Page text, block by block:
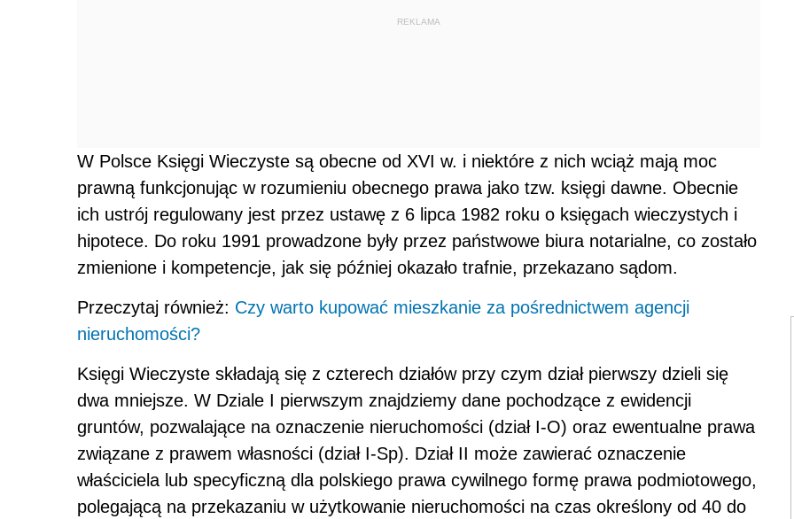
REKLAMA
W Polsce Księgi Wieczyste są obecne od XVI w. i niektóre z nich wciąż mają moc
prawną funkcjonując w rozumieniu obecnego prawa jako tzw. księgi dawne. Obecnie
ich ustrój regulowany jest przez ustawę z 6 lipca 1982 roku o księgach wieczystych i
hipotece. Do roku 1991 prowadzone były przez państwowe biura notarialne, co zostało
zmienione i kompetencje, jak się później okazało trafnie, przekazano sądom.
Przeczytaj również: Czy warto kupować mieszkanie za pośrednictwem agencji
nieruchomości?
Księgi Wieczyste składają się z czterech działów przy czym dział pierwszy dzieli się
dwa mniejsze. W Dziale I pierwszym znajdziemy dane pochodzące z ewidencji
gruntów, pozwalające na oznaczenie nieruchomości (dział I-O) oraz ewentualne prawa
związane z prawem własności (dział I-Sp). Dział II może zawierać oznaczenie
właściciela lub specyficzną dla polskiego prawa cywilnego formę prawa podmiotowego,
polegającą na przekazaniu w użytkowanie nieruchomości na czas określony od 40 do